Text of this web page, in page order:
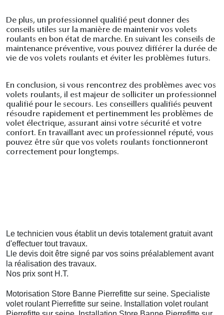
De plus, un professionnel qualifié peut donner des
conseils utiles sur la manière de maintenir vos volets
roulants en bon état de marche. En suivant les conseils de
maintenance préventive, vous pouvez différer la durée de
vie de vos volets roulants et éviter les problèmes futurs.
En conclusion, si vous rencontrez des problèmes avec vos
volets roulants, il est majeur de solliciter un professionnel
qualifié pour le secours. Les conseillers qualifiés peuvent
résoudre rapidement et pertinemment les problèmes de
volet électrique, assurant ainsi votre sécurité et votre
confort. En travaillant avec un professionnel réputé, vous
pouvez être sûr que vos volets roulants fonctionneront
correctement pour longtemps.
Le technicien vous établit un devis totalement gratuit avant
d'effectuer tout travaux.
Lle devis doit être signé par vos soins préalablement avant
la réalisation des travaux.
Nos prix sont H.T.
Motorisation Store Banne Pierrefitte sur seine. Specialiste
volet roulant Pierrefitte sur seine. Installation volet roulant